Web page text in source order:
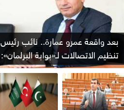
بعد واقعة عمرو عمارة.. نائب رئيس
تنظيم الاتصالات لـ«بوابة البرلمان»:
من يوقع...